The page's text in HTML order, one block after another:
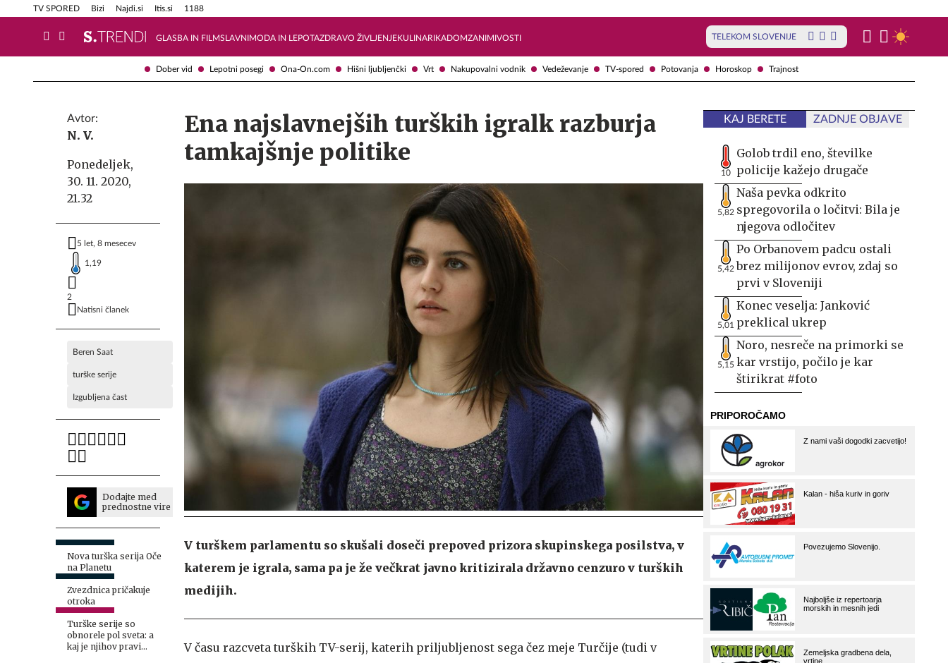
Dober vid Lepotni posegi Ona-On.com Hišni ljubljenčki Vrt Nakupovalni vodnik Vedeževanje TV-spored Potovanja Horoskop Trajnost
TV SPORED Bizi Najdi.si Itis.si 1188
GLASBA IN FILMSLAVNIMODA IN LEPOTAZDRAVO ŽIVLJENJEKULINARIKADOMZANIMIVOSTI TELEKOM SLOVENIJE
Info in obvestila Tehnik
Avtor:
N. V.
Ponedeljek,
30. 11. 2020,
21.32
5 let, 8 mesecev
1,19
2
Natisni članek
Beren Saat
turške serije
Izgubljena čast
Dodajte med
prednostne vire
Nova turška serija Oče
na Planetu
Zvezdnica pričakuje
otroka
Turške serije so
obnorele pol sveta: a
kaj je njihov pravi
Ena najslavnejših turških igralk razburja
tamkajšnje politike
V turškem parlamentu so skušali doseči prepoved prizora skupinskega posilstva, v
katerem je igrala, sama pa je že večkrat javno kritizirala državno cenzuro v turških
medijih.
V času razcveta turških TV-serij, katerih priljubljenost sega čez meje Turčije (tudi v
KAJ BERETE ZADNJE OBJAVE
10
Golob trdil eno, številke
policije kažejo drugače
5,82
Naša pevka odkrito
spregovorila o ločitvi: Bila je
njegova odločitev
5,42
Po Orbanovem padcu ostali
brez milijonov evrov, zdaj so
prvi v Sloveniji
5,01
Konec veselja: Janković
preklical ukrep
5,15
Noro, nesreče na primorki se
kar vrstijo, počilo je kar
štirikrat #foto